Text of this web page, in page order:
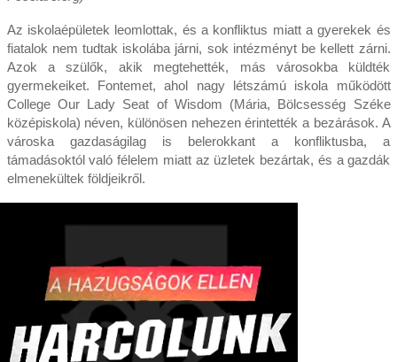
Az iskolaépületek leomlottak, és a konfliktus miatt a gyerekek és
fiatalok nem tudtak iskolába járni, sok intézményt be kellett zárni.
Azok a szülők, akik megtehették, más városokba küldték
gyermekeiket. Fontemet, ahol nagy létszámú iskola működött
College Our Lady Seat of Wisdom (Mária, Bölcsesség Széke
középiskola) néven, különösen nehezen érintették a bezárások. A
városka gazdaságilag is belerokkant a konfliktusba, a
támadásoktól való félelem miatt az üzletek bezártak, és a gazdák
elmenekültek földjeikről.